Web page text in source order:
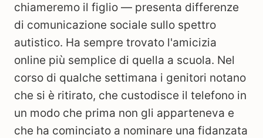
chiameremo il figlio — presenta differenze
di comunicazione sociale sullo spettro
autistico. Ha sempre trovato l'amicizia
online più semplice di quella a scuola. Nel
corso di qualche settimana i genitori notano
che si è ritirato, che custodisce il telefono in
un modo che prima non gli apparteneva e
che ha cominciato a nominare una fidanzata